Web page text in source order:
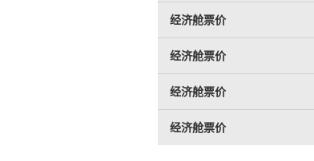
经济舱票价
经济舱票价
经济舱票价
经济舱票价